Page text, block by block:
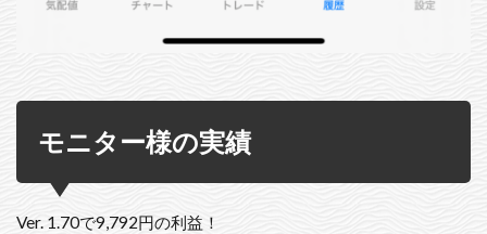
モニター様の実績
Ver. 1.70で9,792円の利益！